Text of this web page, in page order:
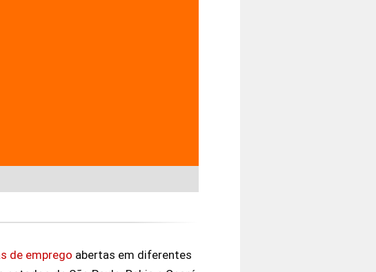
de emprego abertas em diferentes